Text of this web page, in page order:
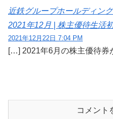
近鉄グループホールディン
2021年12月 | 株主優待生活
2021年12月22日 7:04 PM
[…] 2021年6月の株主優待券
コメント